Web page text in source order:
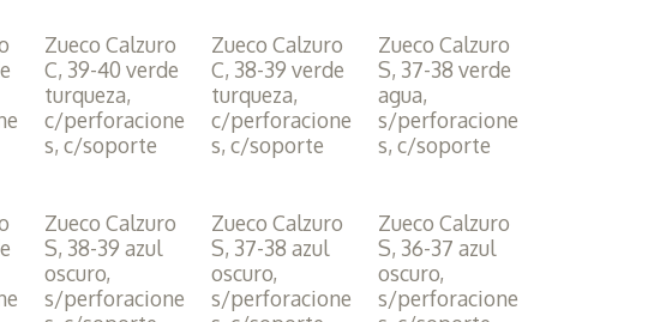
Zueco Calzuro
C, 39-40 verde
turqueza,
c/perforacione
s, c/soporte
Zueco Calzuro
C, 38-39 verde
turqueza,
c/perforacione
s, c/soporte
Zueco Calzuro
S, 37-38 verde
agua,
s/perforacione
s, c/soporte
Zueco Calzuro
S, 38-39 azul
oscuro,
s/perforacione
Zueco Calzuro
S, 37-38 azul
oscuro,
s/perforacione
Zueco Calzuro
S, 36-37 azul
oscuro,
s/perforacione